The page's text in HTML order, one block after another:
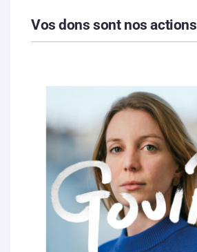
Vos dons sont nos actions